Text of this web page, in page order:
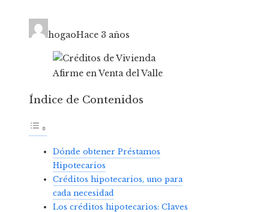
hogaoHace 3 años
Índice de Contenidos
Dónde obtener Préstamos
Hipotecarios
Créditos hipotecarios, uno para
cada necesidad
Los créditos hipotecarios: Claves